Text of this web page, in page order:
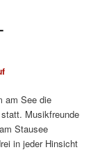
am See die
Musikfreunde
Stausee
in jeder Hinsicht